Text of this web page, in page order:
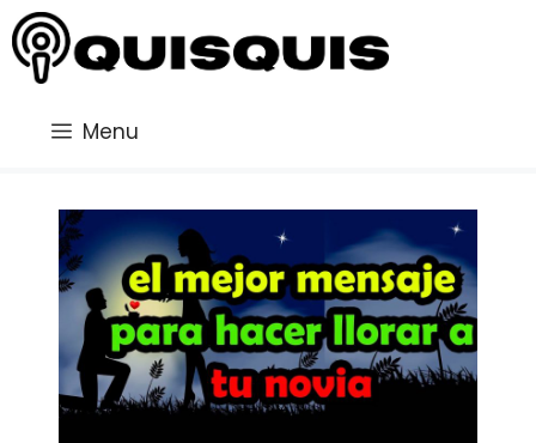
Saltar
al
contenido
Menu